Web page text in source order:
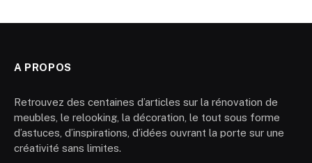
A PROPOS
Retrouvez des centaines d’articles sur la rénovation de
meubles, le relooking, la décoration, le tout sous forme
d’astuces, d’inspirations, d’idées ouvrant la porte sur une
créativité sans limites.